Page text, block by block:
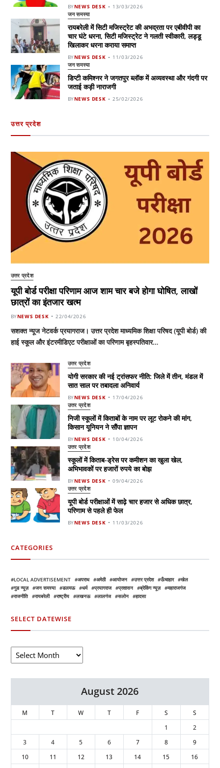
BYNEWS DESK 13/03/2026
जन समस्या
रायबरेली में सिटी मजिस्ट्रेट की अभद्रता पर एबीवीपी का
चार घंटे धरना, सिटी मजिस्ट्रेट ने गलती स्वीकारी, लड्डू
खिलाकर धरना कराया समाप्त
BYNEWS DESK 11/03/2026
जन समस्या
डिप्टी कमिश्नर ने जगतपुर ब्लॉक में अव्यवस्था और गंदगी पर
जताई कड़ी नाराजगी
BYNEWS DESK 25/02/2026
उत्तर प्रदेश
उत्तर प्रदेश
यूपी बोर्ड परीक्षा परिणाम आज शाम चार बजे होगा घोषित, लाखों
छात्रों का इंतजार खत्म
BYNEWS DESK 22/04/2026
सशक्त न्यूज नेटवर्क प्रयागराज। उत्तर प्रदेश माध्यमिक शिक्षा परिषद (यूपी बोर्ड) की
हाई स्कूल और इंटरमीडिएट परीक्षाओं का परिणाम बृहस्पतिवार…
उत्तर प्रदेश
योगी सरकार की नई ट्रांसफर नीति: जिले में तीन, मंडल में
सात साल पर तबादला अनिवार्य
BYNEWS DESK 17/04/2026
उत्तर प्रदेश
निजी स्कूलों में किताबों के नाम पर लूट रोकने की मांग,
किसान यूनियन ने सौंपा ज्ञापन
BYNEWS DESK 10/04/2026
उत्तर प्रदेश
स्कूलों में किताब-ड्रेस पर कमीशन का खुला खेल,
अभिभावकों पर हजारों रुपये का बोझ
BYNEWS DESK 09/04/2026
उत्तर प्रदेश
यूपी बोर्ड परीक्षाओं में साढ़े चार हजार से अधिक छात्र,
परिणाम से पहले ही फेल
BYNEWS DESK 11/03/2026
CATEGORIES
LOCAL ADVERTISEMENT अपराध अमेठी आयोजन उत्तर प्रदेश ऊँचाहार
खेल
गुड न्यूज़
जन समस्या डलमऊ धर्म प्रयागराज प्रशासन ब्रेकिंग न्यूज़
महाराजगंज
राजनीति
रायबरेली राष्ट्रीय लखनऊ लालगंज सलोन हादसा
SELECT DATEWISE
August 2026
M T W T F S
S
1
2
3
4 5 6 7 8
9
10
11 12 13 14 15
16